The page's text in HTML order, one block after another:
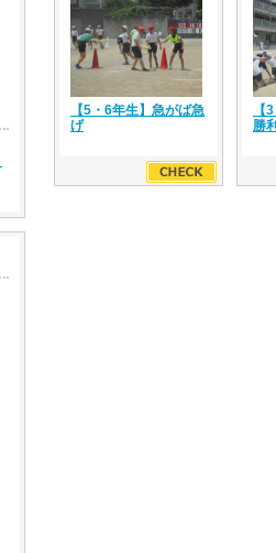
【5・6年生】急がば急
げ
【
勝